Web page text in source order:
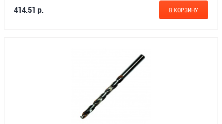
414.51 р. В КОРЗИНУ